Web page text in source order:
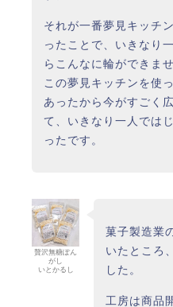
それが一番夢見キッチ
ったことで、いきなり
らこんなに輪ができま
この夢見キッチンを使
あったから今がすごく
て、いきなり一人では
ったです。
贅沢無糖ぽん
がし
いとかるし
菓子製造業
いたところ
した。
工房は商品